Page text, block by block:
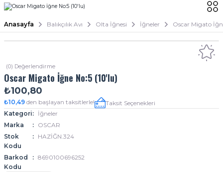
Anasayfa Balıkçılık Avı Olta İğnesi İğneler Oscar Migato
(0) Değerlendirme
Oscar Migato İğne No:5 (10'lu)
₺100,80
₺10,49 den başlayan taksitlerle!
Taksit Seçenekleri
Kategori
İğneler
Marka
OSCAR
Stok
Kodu
HAZİĞN.324
Barkod
Kodu
8690100696252